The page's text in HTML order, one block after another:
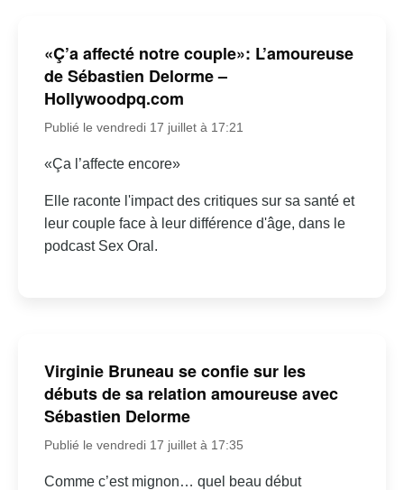
«Ç’a affecté notre couple»: L’amoureuse
de Sébastien Delorme –
Hollywoodpq.com
Publié le vendredi 17 juillet à 17:21
«Ça l’affecte encore»
Elle raconte l'impact des critiques sur sa santé et
leur couple face à leur différence d'âge, dans le
podcast Sex Oral.
Virginie Bruneau se confie sur les
débuts de sa relation amoureuse avec
Sébastien Delorme
Publié le vendredi 17 juillet à 17:35
Comme c’est mignon… quel beau début